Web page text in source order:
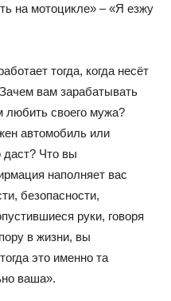
на мотоцикле» – «Я езжу
тогда, когда несёт
вам зарабатывать
любить своего мужа?
автомобиль или
даст? Что вы
наполняет вас
безопасности,
руки, говоря
в жизни, вы
это именно та
ваша».